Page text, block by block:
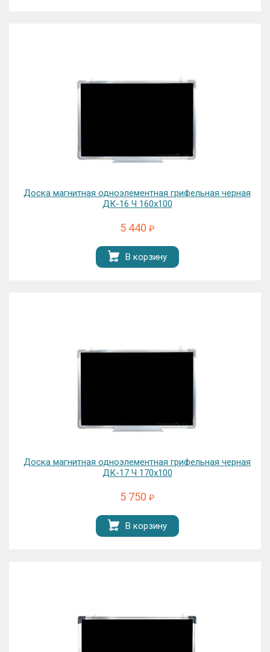
Доска магнитная одноэлементная грифельная черная
ДК-16 Ч 160х100
5 440 ₽
В корзину
Доска магнитная одноэлементная грифельная черная
ДК-17 Ч 170х100
5 750 ₽
В корзину